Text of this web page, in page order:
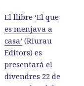
El llibre ‘El que
es menjava a
casa’ (Riurau
Editors) es
presentarà el
divendres 22 de